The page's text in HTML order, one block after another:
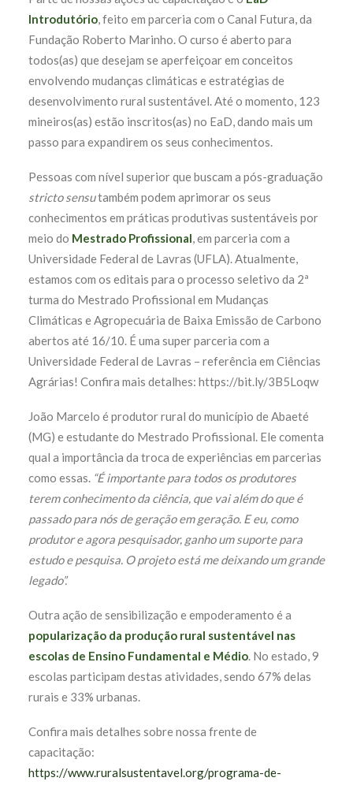
Introdutório, feito em parceria com o Canal Futura, da
Fundação Roberto Marinho. O curso é aberto para
todos(as) que desejam se aperfeiçoar em conceitos
envolvendo mudanças climáticas e estratégias de
desenvolvimento rural sustentável. Até o momento, 123
mineiros(as) estão inscritos(as) no EaD, dando mais um
passo para expandirem os seus conhecimentos.
Pessoas com nível superior que buscam a pós-graduação
stricto sensutambém podem aprimorar os seus
conhecimentos em práticas produtivas sustentáveis por
meio do Mestrado Profissional, em parceria com a
Universidade Federal de Lavras (UFLA). Atualmente,
estamos com os editais para o processo seletivo da 2ª
turma do Mestrado Profissional em Mudanças
Climáticas e Agropecuária de Baixa Emissão de Carbono
abertos até 16/10. É uma super parceria com a
Universidade Federal de Lavras – referência em Ciências
Agrárias! Confira mais detalhes: https://bit.ly/3B5Loqw
João Marcelo é produtor rural do município de Abaeté
(MG) e estudante do Mestrado Profissional. Ele comenta
qual a importância da troca de experiências em parcerias
como essas. “É importante para todos os produtores
terem conhecimento da ciência, que vai além do que é
passado para nós de geração em geração. E eu, como
produtor e agora pesquisador, ganho um suporte para
estudo e pesquisa. O projeto está me deixando um grande
legado”.
Outra ação de sensibilização e empoderamento é a
popularização da produção rural sustentável nas
escolas de Ensino Fundamental e Médio. No estado, 9
escolas participam destas atividades, sendo 67% delas
rurais e 33% urbanas.
Confira mais detalhes sobre nossa frente de
capacitação:
https://www.ruralsustentavel.org/programa-de-